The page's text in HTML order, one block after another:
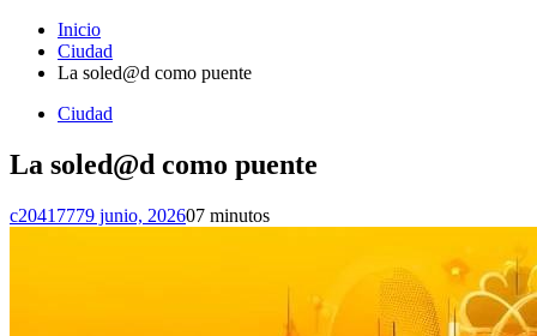
Inicio
Ciudad
La soled@d como puente
Ciudad
La soled@d como puente
c20417779 junio, 202607 minutos